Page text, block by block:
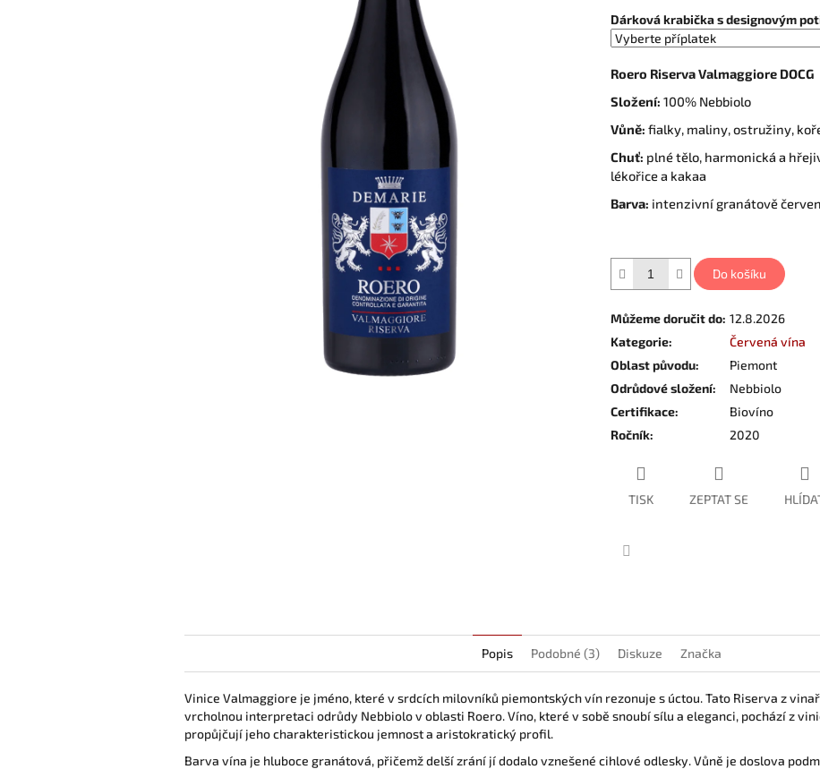
Dárková krabička s designovým
Roero Riserva Valmaggiore DOCG
Složení: 100% Nebbiolo
Vůně: fialky, maliny, ostružiny,
Chuť: plné tělo, harmonická a
lékořice a kakaa
Barva: intenzivní granátově
Do košíku
Můžeme doručit do: 12.8.2026
Kategorie:
Červená vína
Oblast původu:
Piemont
Odrůdové složení:
Nebbiolo
Certifikace:
Biovíno
Ročník: 2020
TISK ZEPTAT SE
Popis Podobné (3) Diskuze Značka
Vinice Valmaggiore je jméno, které v srdcích milovníků piemontských vín rezonuje s úctou. Tato Riserva z
vrcholnou interpretaci odrůdy Nebbiolo v oblasti Roero.Víno, které v sobě snoubí sílu a eleganci, pochází z
propůjčují jeho charakteristickou jemnost a aristokratický profil.
Barva vína je hluboce granátová, přičemž delší zrání jí dodalo vznešené cihlové odlesky. Vůně je doslova